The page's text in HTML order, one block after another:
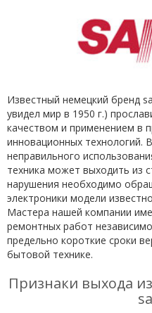
Известный немецкий бренд
увидел мир в 1950 г.)
качеством и применением в
инновационных технологий.
неправильного
техника может выходить из
нарушения необходимо
электроники модели
Мастера нашей компании
ремонтных работ
предельно короткие сроки
бытовой технике.
Признаки выхода